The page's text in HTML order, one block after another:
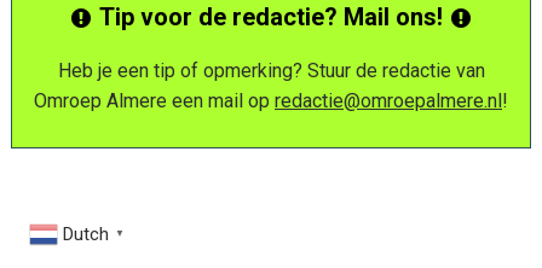
Tip voor de redactie? Mail ons!
Heb je een tip of opmerking? Stuur de redactie van
Omroep Almere een mail op redactie@omroepalmere.nl!
Dutch ▼